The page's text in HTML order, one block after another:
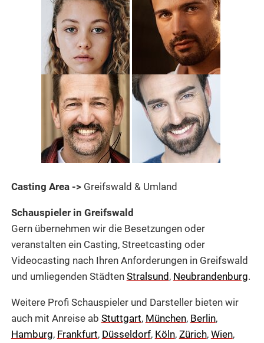
Casting Area -> Greifswald & Umland
Schauspieler in Greifswald
Gern übernehmen wir die Besetzungen oder
veranstalten ein Casting, Streetcasting oder
Videocasting nach Ihren Anforderungen in Greifswald
und umliegenden Städten Stralsund, Neubrandenburg.
Weitere Profi Schauspieler und Darsteller bieten wir
auch mit Anreise ab Stuttgart, München, Berlin,
Hamburg, Frankfurt, Düsseldorf, Köln, Zürich, Wien,